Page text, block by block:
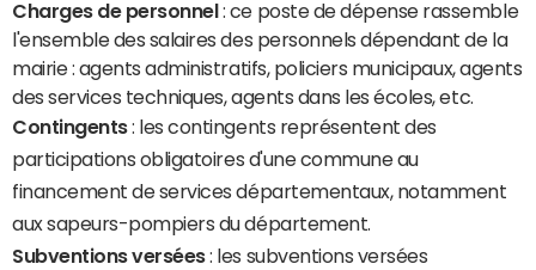
Charges de personnel : ce poste de dépense rassemble
l'ensemble des salaires des personnels dépendant de la
mairie : agents administratifs, policiers municipaux, agents
des services techniques, agents dans les écoles, etc.
Contingents: les contingents représentent des
participations obligatoires d'une commune au
financement de services départementaux, notamment
aux sapeurs-pompiers du département.
Subventions versées: les subventions versées